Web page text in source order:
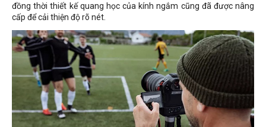
đồng thời thiết kế quang học của kính ngắm cũng đã được nâng
cấp để cải thiện độ rõ nét.